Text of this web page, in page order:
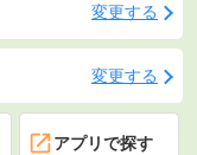
変更する
変更する
アプリで探す